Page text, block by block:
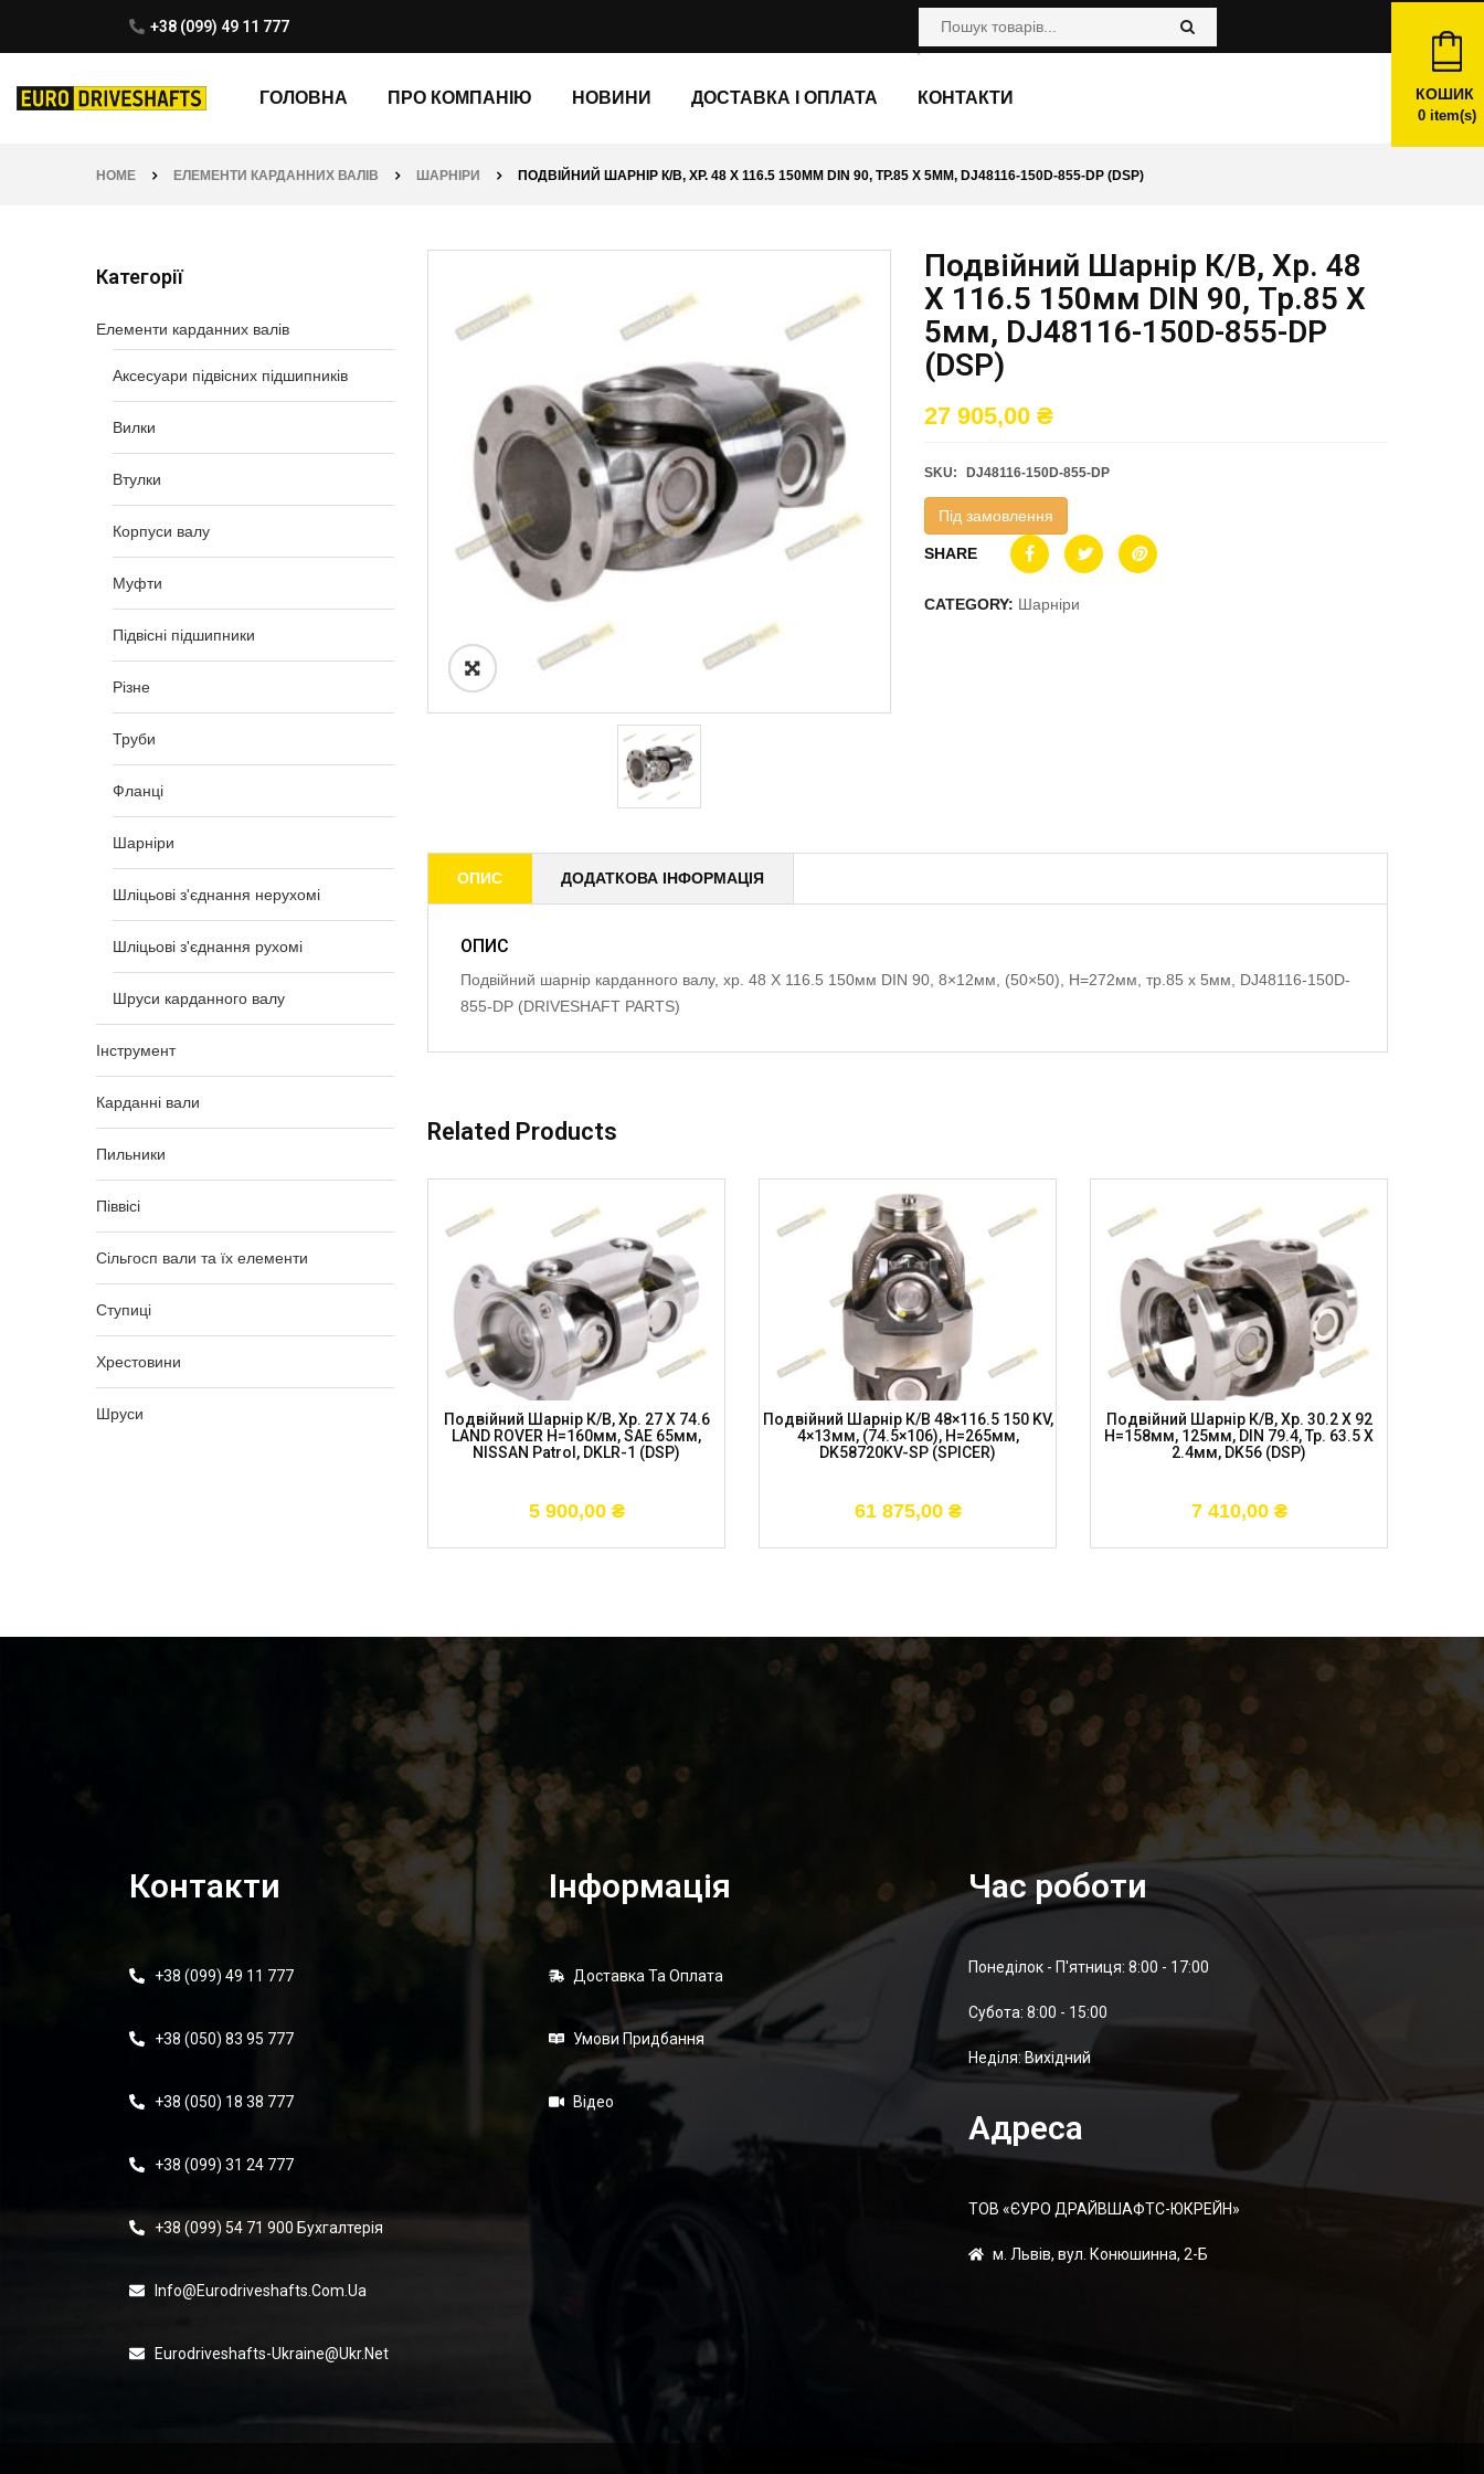
+38 (099) 49 11 777
ГОЛОВНА ПРО КОМПАНІЮ НОВИНИ ДОСТАВКА І ОПЛАТА КОНТАКТИ КОШИК
0item(s)
HOME ЕЛЕМЕНТИ КАРДАННИХ ВАЛІВ ШАРНІРИ ПОДВІЙНИЙ ШАРНІР К/В, ХР. 48 X 116.5 150ММ DIN 90, ТР.85 X 5ММ, DJ48116-150D-855-DP (DSP)
Категорії
Елементи карданних валів
Аксесуари підвісних підшипників
Вилки
Втулки
Корпуси валу
Муфти
Підвісні підшипники
Різне
Труби
Фланці
Шарніри
Шліцьові з'єднання нерухомі
Шліцьові з'єднання рухомі
Шруси карданного валу
Інструмент
Карданні вали
Пильники
Піввісі
Сільгосп вали та їх елементи
Ступиці
Хрестовини
Шруси
Подвійний Шарнір К/в, Хр. 48
X 116.5 150мм DIN 90, Тр.85 X
5мм, DJ48116-150D-855-DP
(DSP)
27 905,00 ₴
SKU: DJ48116-150D-855-DP
Під замовлення
SHARE
CATEGORY: Шарніри
ОПИС ДОДАТКОВА ІНФОРМАЦІЯ
ОПИС
Подвійний шарнір карданного валу, хр. 48 X 116.5 150мм DIN 90, 8×12мм, (50×50), H=272мм, тр.85 x 5мм, DJ48116-150D-
855-DP (DRIVESHAFT PARTS)
Related Products
Подвійний Шарнір Карданного Валу,
Подвійний Шарнір К/в, Хр. 27 X 74.6
LAND ROVER H=160мм, SAE 65мм,
NISSAN Patrol, DKLR-1 (DSP)
5 900,00 ₴
Подвійний Шарнір К/в 48×116.5 150 KV,
4×13мм, (74.5×106), H=265мм,
DK58720KV-SP (SPICER)
61 875,00 ₴
Подвійний Шарнір К/в, Хр. 30.2 X 92
H=158мм, 125мм, DIN 79.4, Тр. 63.5 X
2.4мм, DK56 (DSP)
7 410,00 ₴
Контакти
+38 (099) 49 11 777
+38 (050) 83 95 777
+38 (050) 18 38 777
+38 (099) 31 24 777
+38 (099) 54 71 900 Бухгалтерія
Info@eurodriveshafts.com.ua
Eurodriveshafts-Ukraine@ukr.net
Інформація
Доставка Та Оплата
Умови Придбання
Відео
Час роботи
Понеділок - П'ятниця: 8:00 - 17:00
Суботa: 8:00 - 15:00
Неділя: Вихідний
Адреса
ТОВ «ЄУРО ДРАЙВШАФТC-ЮКРЕЙН»
м. Львів, вул. Конюшинна, 2-Б